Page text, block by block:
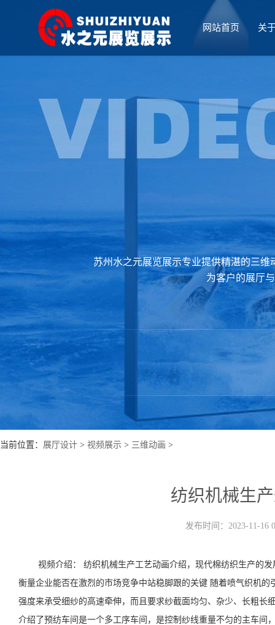
网站首页 关
苏州水之元展览展示专业提供精湛的三
为客户的展厅
当前位置： 展厅设计 > 视频展示 > 三维动画 >
纺织机械生
发布时间：2023-11-16
视频介绍： 纺织机械生产工艺动画介绍，现代棉纺织生产的
衡量企业能否在激烈的市场竞争中站稳脚跟的关键 随着喷气织机
强度来承受细纱的高速牵伸，而且要求纱截面均匀、杂少、长粗
介绍了预纺车间是一个多工序车间，是控制纱线重量不匀的主车